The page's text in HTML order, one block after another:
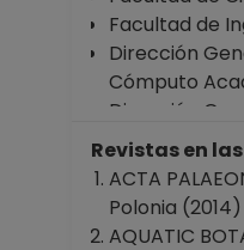
Facultad de
Dirección
Cómputo
Dirección
Personal
Revistas en
ACTA
Polonia (2014)
AQUATIC